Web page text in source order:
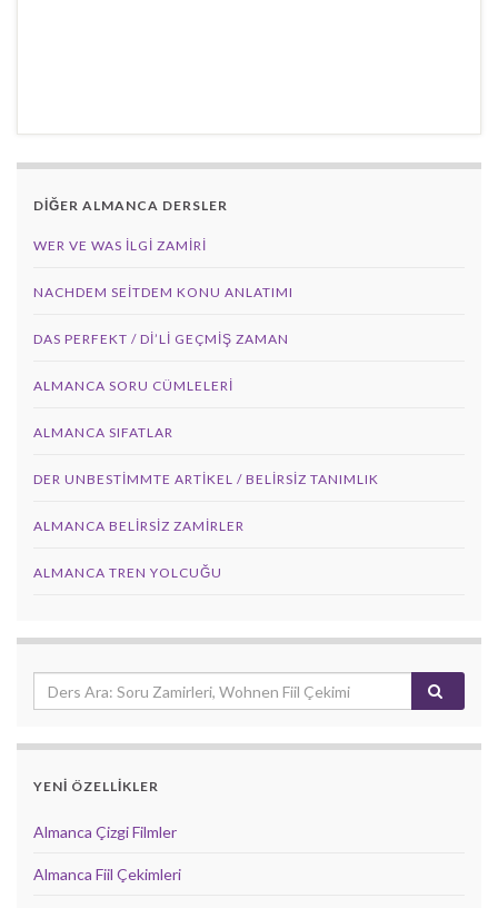
DİĞER ALMANCA DERSLER
WER VE WAS ILGI ZAMIRI
NACHDEM SEITDEM KONU ANLATIMI
DAS PERFEKT / Dİ’Lİ GEÇMİŞ ZAMAN
ALMANCA SORU CÜMLELERI
ALMANCA SIFATLAR
DER UNBESTIMMTE ARTIKEL / BELIRSIZ TANIMLIK
ALMANCA BELIRSIZ ZAMIRLER
ALMANCA TREN YOLCUĞU
YENİ ÖZELLİKLER
Almanca Çizgi Filmler
Almanca Fiil Çekimleri